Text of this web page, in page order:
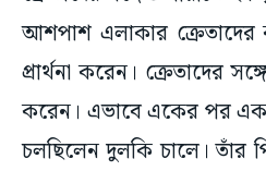
আশপাশ এলাকার ক্রেতাদের
প্রার্থনা করেন। ক্রেতাদের
করেন। এভাবে একের পর এক
চলছিলেন দুলকি চালে। তাঁর